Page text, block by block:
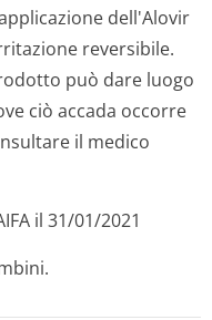
dell'Alovir
reversibile.
può dare luogo
ciò accada occorre
il medico
il 31/01/2021